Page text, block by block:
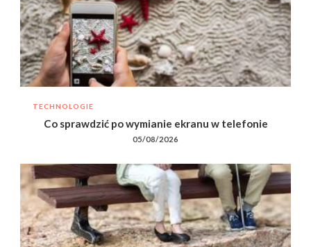
TECHNOLOGIE
Co sprawdzić po wymianie ekranu w telefonie
05/08/2026